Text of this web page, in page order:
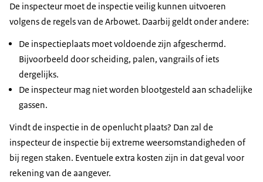
De inspecteur moet de inspectie veilig kunnen uitvoeren
volgens de regels van de Arbowet. Daarbij geldt onder andere:
De inspectieplaats moet voldoende zijn afgeschermd.
Bijvoorbeeld door scheiding, palen, vangrails of iets
dergelijks.
De inspecteur mag niet worden blootgesteld aan schadelijke
gassen.
Vindt de inspectie in de openlucht plaats? Dan zal de
inspecteur de inspectie bij extreme weersomstandigheden of
bij regen staken. Eventuele extra kosten zijn in dat geval voor
rekening van de aangever.